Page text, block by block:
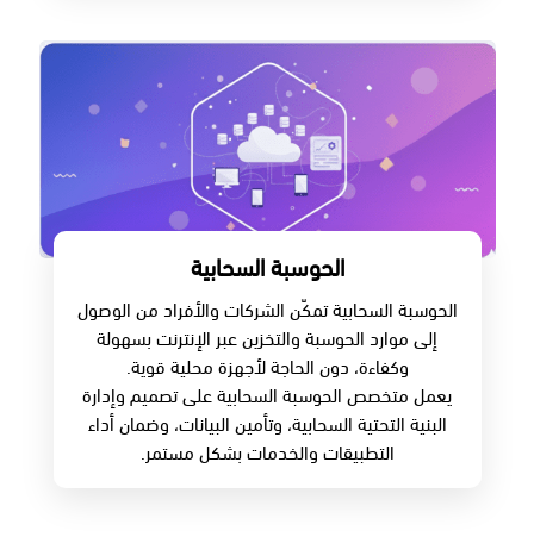
الحوسبة السحابية
الحوسبة السحابية تمكّن الشركات والأفراد من الوصول
إلى موارد الحوسبة والتخزين عبر الإنترنت بسهولة
وكفاءة، دون الحاجة لأجهزة محلية قوية.
يعمل متخصص الحوسبة السحابية على تصميم وإدارة
البنية التحتية السحابية، وتأمين البيانات، وضمان أداء
التطبيقات والخدمات بشكل مستمر.